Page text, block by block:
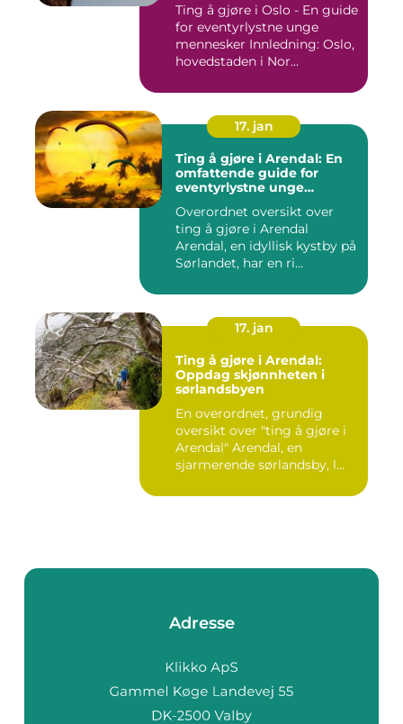
Ting å gjøre i Oslo - En guide
for eventyrlystne unge
mennesker Innledning: Oslo,
hovedstaden i Nor...
17. jan
Ting å gjøre i Arendal: En
omfattende guide for
eventyrlystne unge
Overordnet oversikt over
ting å gjøre i Arendal
Arendal, en idyllisk kystby på
Sørlandet, har en ri...
17. jan
Ting å gjøre i Arendal:
Oppdag skjønnheten i
sørlandsbyen
En overordnet, grundig
oversikt over "ting å gjøre i
Arendal" Arendal, en
sjarmerende sørlandsby, l...
Adresse